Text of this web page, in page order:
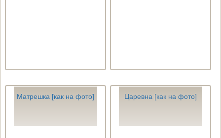
Матрешка [как на фото] Царевна [как на фото]